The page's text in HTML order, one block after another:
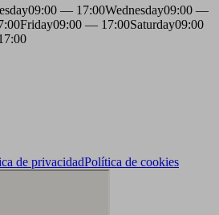
09:00 — 17:00Wednesday09:00 —
Friday09:00 — 17:00Saturday09:00
de privacidadPolítica de cookies